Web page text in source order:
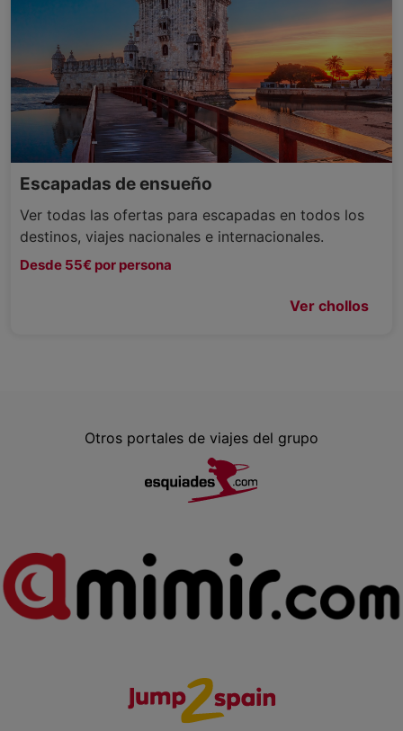
Escapadas de ensueño
Ver todas las ofertas para escapadas en todos los
destinos, viajes nacionales e internacionales.
Desde 55€ por persona
Ver chollos
Otros portales de viajes del grupo